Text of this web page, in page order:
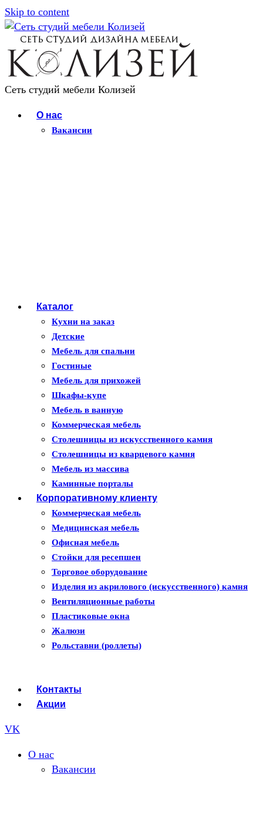
Skip to content
Сеть студий мебели Колизей
О нас
Вакансии
Каталог
Кухни на заказ
Детские
Мебель для спальни
Гостиные
Мебель для прихожей
Шкафы-купе
Мебель в ванную
Коммерческая мебель
Столешницы из искусственного камня
Столешницы из кварцевого камня
Мебель из массива
Каминные порталы
Камины Dimplex
Искусственный камень White Hills
Балконы ПВХ
Пластиковые окна
Жалюзи
Рулонные шторы
Корпоративному клиенту
Коммерческая мебель
Медицинская мебель
Офисная мебель
Стойки для ресепшен
Торговое оборудование
Изделия из акрилового (искусственного) камня
Вентиляционные работы
Пластиковые окна
Жалюзи
Рольставни (роллеты)
Контакты
Акции
VK
О нас
Вакансии